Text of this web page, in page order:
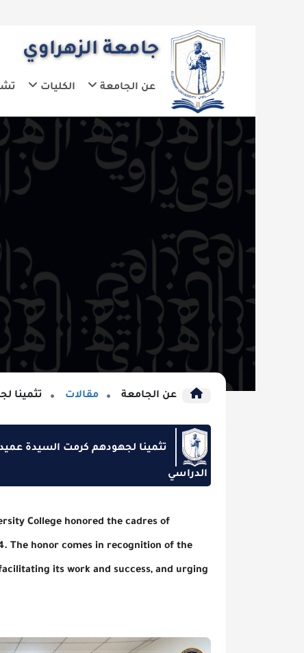
جامعة الزهراوي
عن الجامعة الكليات تشكيلات
عن الجامعة مقالات تثمينا لجهودهم
تثمينا لجهودهم كرمت السيدة عميد كلية
University College honored the cadres of
2024. The honor comes in recognition of the
facilitating its work and success, and urging